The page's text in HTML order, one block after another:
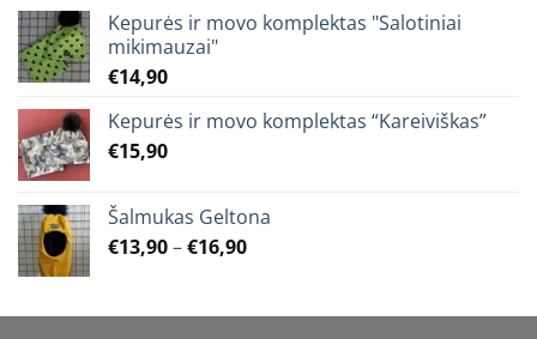
Kepurės ir movo komplektas "Salotiniai
mikimauzai"
€14,90
Kepurės ir movo komplektas “Kareiviškas”
€15,90
Šalmukas Geltona
€13,90–€16,90Price
through